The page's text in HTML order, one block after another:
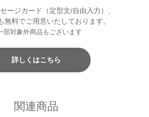
ージカード（定型文/自由入力）、
無料でご用意いたしております。
部対象外商品もございます
詳しくはこちら
関連商品